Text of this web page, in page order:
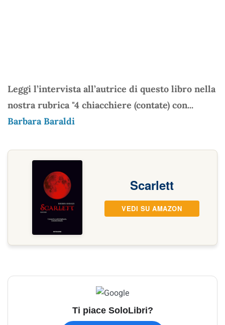
Leggi l’intervista all’autrice di questo libro nella
nostra rubrica "4 chiacchiere (contate) con...
Barbara Baraldi
Scarlett
VEDI SU AMAZON
Ti piace SoloLibri?